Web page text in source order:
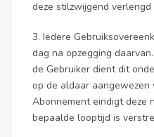
deze stilzwijgend
3. Iedere
dag na opzegging
de Gebruiker dient dit
op de aldaar aangewezen
Abonnement eindigt deze
bepaalde looptijd is